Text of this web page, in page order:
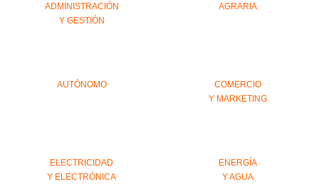
ADMINISTRACIÓN
Y GESTIÓN
AGRARIA
AUTÓNOMO
COMERCIO
Y MARKETING
ELECTRICIDAD
Y ELECTRÓNICA
ENERGÍA
Y AGUA